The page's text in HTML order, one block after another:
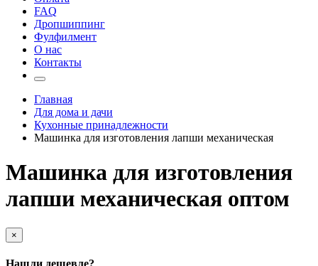
FAQ
Дропшиппинг
Фулфилмент
О нас
Контакты
Главная
Для дома и дачи
Кухонные принадлежности
Машинка для изготовления лапши механическая
Машинка для изготовления
лапши механическая оптом
×